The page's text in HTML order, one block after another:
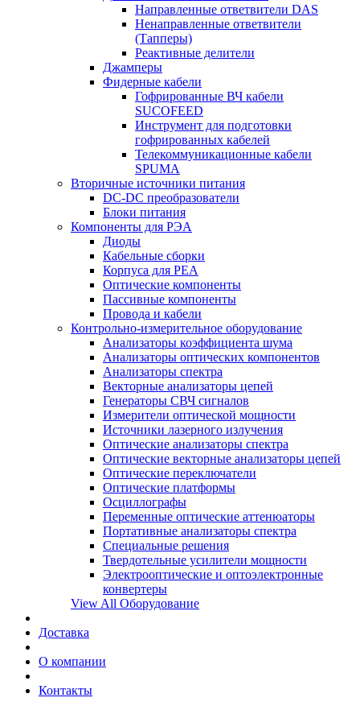
Направленные ответвители DAS
Ненаправленные ответвители
(Тапперы)
Реактивные делители
Джамперы
Фидерные кабели
Гофрированные ВЧ кабели
SUCOFEED
Инструмент для подготовки
гофрированных кабелей
Телекоммуникационные кабели
SPUMA
Вторичные источники питания
DC-DC преобразователи
Блоки питания
Компоненты для РЭА
Диоды
Кабельные сборки
Корпуса для РЕА
Оптические компоненты
Пассивные компоненты
Провода и кабели
Контрольно-измерительное оборудование
Анализаторы коэффициента шума
Анализаторы оптических компонентов
Анализаторы спектра
Векторные анализаторы цепей
Генераторы СВЧ сигналов
Измерители оптической мощности
Источники лазерного излучения
Оптические анализаторы спектра
Оптические векторные анализаторы цепей
Оптические переключатели
Оптические платформы
Осциллографы
Переменные оптические аттенюаторы
Портативные анализаторы спектра
Специальные решения
Твердотельные усилители мощности
Электрооптические и оптоэлектронные
конвертеры
View All Оборудование
Доставка
О компании
Контакты